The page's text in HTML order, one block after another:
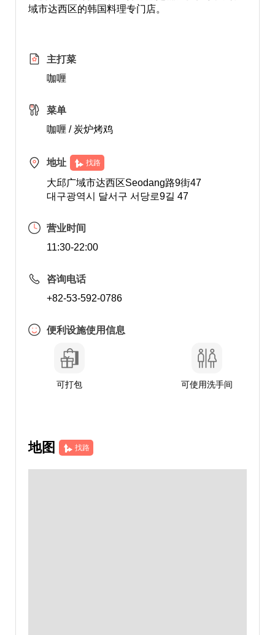
域市达西区的韩国料理专门店。
主打菜
咖喱
菜单
咖喱 / 炭炉烤鸡
地址 找路
大邱广域市达西区Seodang路9街47
대구광역시 달서구 서당로9길 47
营业时间
11:30-22:00
咨询电话
+82-53-592-0786
便利设施使用信息
可打包 可使用洗手间
地图 找路